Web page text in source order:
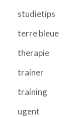
studietips
terre bleue
therapie
trainer
training
ugent